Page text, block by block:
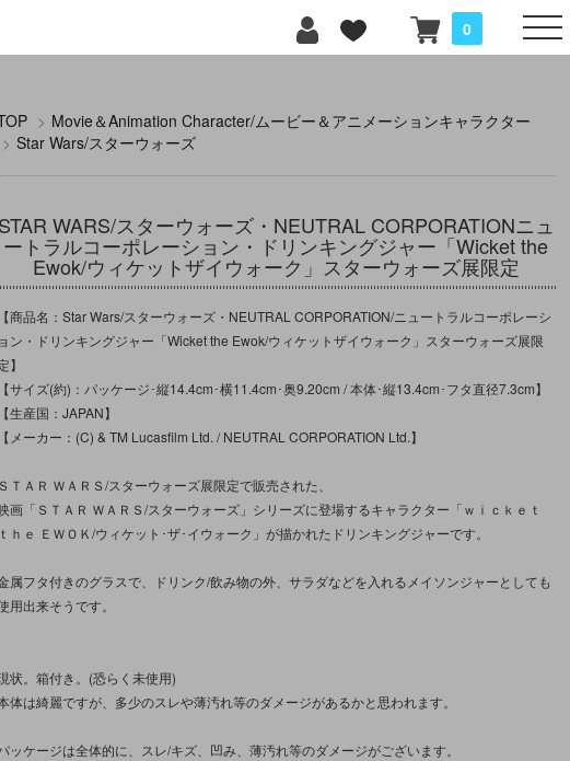
0
> Movie＆Animation Character/ムービー＆アニメーションキャラクター
> Star Wars/スターウォーズ
STAR WARS/スターウォーズ・NEUTRAL CORPORATIONニュ
ートラルコーポレーション・ドリンキングジャー「Wicket the
Ewok/ウィケットザイウォーク」スターウォーズ展限定
【商品名：Star Wars/スターウォーズ・NEUTRAL CORPORATION/ニュートラルコーポレーシ
ョン・ドリンキングジャー「Wicket the Ewok/ウィケットザイウォーク」スターウォーズ展限
】
【サイズ(約)：パッケージ･縦14.4cm･横11.4cm･奥9.20cm / 本体･縦13.4cm･フタ直径7.3cm】
【生産国：JAPAN】
【メーカー：(C) & TM Lucasfilm Ltd. / NEUTRAL CORPORATION Ltd.】
ＳＴＡＲ ＷＡＲＳ/スターウォーズ展限定で販売された、
画「ＳＴＡＲ ＷＡＲＳ/スターウォーズ」シリーズに登場するキャラクター「ｗｉｃｋｅｔ
ｔｈｅ ＥＷＯＫ/ウィケット･ザ･イウォーク」が描かれたドリンキングジャーです。
属フタ付きのグラスで、ドリンク/飲み物の外、サラダなどを入れるメイソンジャーとしても
用出来そうです。
状。箱付き。(恐らく未使用)
体は綺麗ですが、多少のスレや薄汚れ等のダメージがあるかと思われます。
ッケージは全体的に、スレ/キズ、凹み、薄汚れ等のダメージがございます。